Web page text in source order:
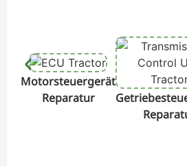
Motorsteuergerät
Reparatur